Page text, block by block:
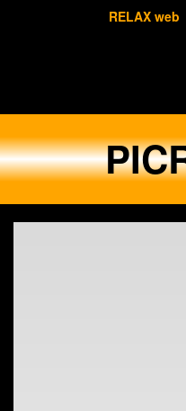
RELAX web